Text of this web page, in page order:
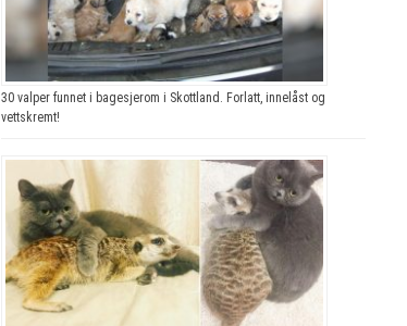
30 valper funnet i bagesjerom i Skottland. Forlatt, innelåst og
vettskremt!